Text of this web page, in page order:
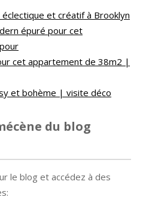
et créatif à Brooklyn
épuré pour cet
cet appartement de 38m2 |
et bohème | visite déco
du blog
le blog et accédez à des